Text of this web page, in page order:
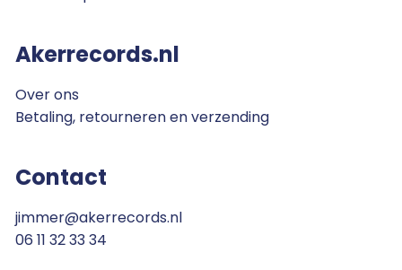
Akerrecords.nl
Over ons
Betaling, retourneren en verzending
Contact
jimmer@akerrecords.nl
06 11 32 33 34